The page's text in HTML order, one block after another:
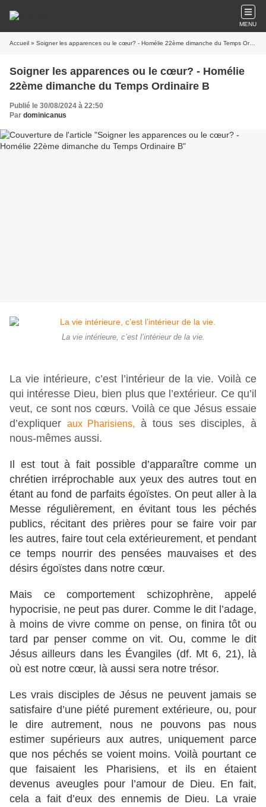
MENU
Accueil » Soigner les apparences ou le cœur? - Homélie 22ème dimanche du Temps Ordinaire B
Soigner les apparences ou le cœur? - Homélie
22ème dimanche du Temps Ordinaire B
Publié le 30/08/2024 à 22:50
Par dominicanus
La vie intérieure, c’est l’intérieur de la vie.
La vie intérieure, c’est l’intérieur de la vie. Voilà ce
qui intéresse Dieu, bien plus que l’extérieur. Ce qu’il
veut, ce sont nos cœurs. Voilà ce que Jésus essaie
d’expliquer aux Pharisiens,
à tous ses disciples, à
nous-mêmes aussi.
Il est tout à fait possible d’apparaître comme un
chrétien irréprochable aux yeux des autres tout en
étant au fond de parfaits égoïstes. On peut aller à la
Messe régulièrement, en évitant tous les péchés
publics, récitant des prières pour se faire voir par
les autres, faire tout cela extérieurement, et pendant
ce temps nourrir des pensées mauvaises et des
désirs égoïstes dans notre cœur.
Mais ce comportement schizophrène, appelé
hypocrisie, ne peut pas durer. Comme le dit l’adage,
à moins de vivre comme on pense, on finira tôt ou
tard par penser comme on vit. Ou, comme le dit
Jésus ailleurs dans les Évangiles (df. Mt 6, 21), là
où est notre cœur, là aussi sera notre trésor.
Les vrais disciples de Jésus ne peuvent jamais se
satisfaire d’une piété purement extérieure, ou, pour
le dire autrement, nous ne pouvons pas nous
estimer supérieurs aux autres, uniquement parce
que nos péchés se voient moins. Voilà pourtant ce
que faisaient les Pharisiens, et ils en étaient
devenus aveugles pour l’amour de Dieu. En fait,
cela a fait d’eux des ennemis de Dieu. La vraie